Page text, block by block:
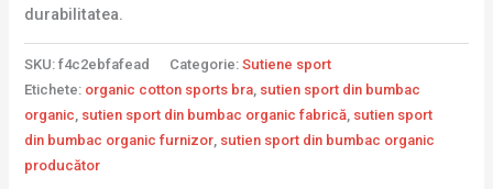
durabilitatea.
SKU:f4c2ebfafead Categorie:Sutiene sport
Etichete: organic cotton sports bra sutien sport din bumbac
organic sutien sport din bumbac organic fabrică sutien sport
din bumbac organic furnizor sutien sport din bumbac organic
producător